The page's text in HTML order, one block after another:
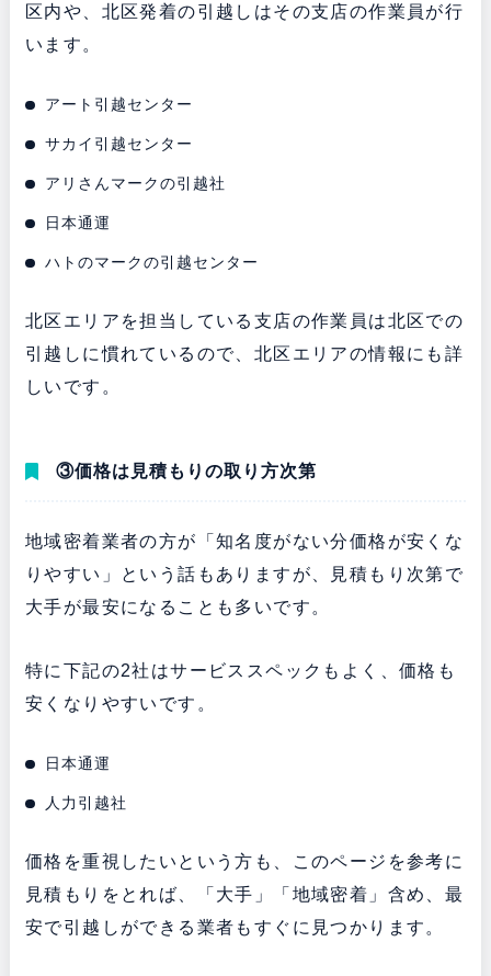
区内や、北区発着の引越しはその支店の作業員が行
います。
アート引越センター
サカイ引越センター
アリさんマークの引越社
日本通運
ハトのマークの引越センター
北区エリアを担当している支店の作業員は北区での
引越しに慣れているので、北区エリアの情報にも詳
しいです。
③価格は見積もりの取り方次第
地域密着業者の方が「知名度がない分価格が安くな
りやすい」という話もありますが、見積もり次第で
大手が最安になることも多いです。
特に下記の2社はサービススペックもよく、価格も
安くなりやすいです。
日本通運
人力引越社
価格を重視したいという方も、このページを参考に
見積もりをとれば、「大手」「地域密着」含め、最
安で引越しができる業者もすぐに見つかります。